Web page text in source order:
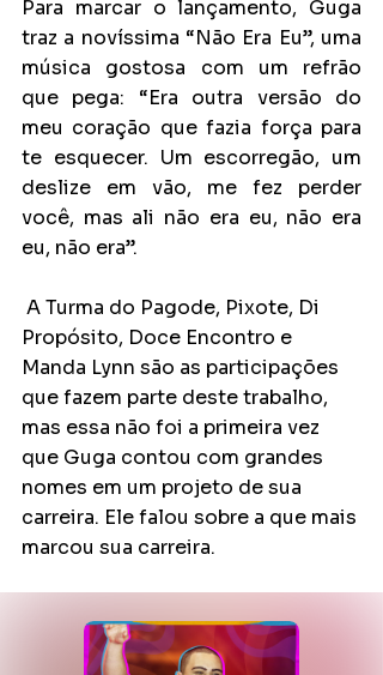
Para marcar o lançamento, Guga
traz a novíssima “Não Era Eu”, uma
música gostosa com um refrão
que pega: “Era outra versão do
meu coração que fazia força para
te esquecer. Um escorregão, um
deslize em vão, me fez perder
você, mas ali não era eu, não era
eu, não era”.
Propósito, Doce Encontro e
Manda Lynn são as participações
que fazem parte deste trabalho,
mas essa não foi a primeira vez
que Guga contou com grandes
nomes em um projeto de sua
carreira. Ele falou sobre a que mais
marcou sua carreira.